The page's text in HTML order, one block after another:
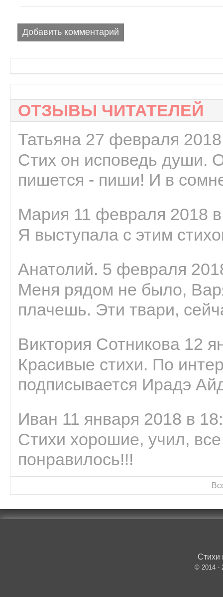
Добавить комментарий
ОТЗЫВЫ ЧИТАТЕЛЕЙ
Татьяна 27 февраля
Стих он исповедь души.
пишется - пиши! И в
Мария 11 февраля 2018
Я выступала с этим
Анатолий. 5 февраля
Меня рядом не было,
плачешь. Эти твари,
Виктория Сотникова 12
Красивые стихи. По
подписывается Ирадэ
Иван 11 января 2018 в
Стихи хорошие, учил,
понравилось!!!
Стихи
© 2014 -